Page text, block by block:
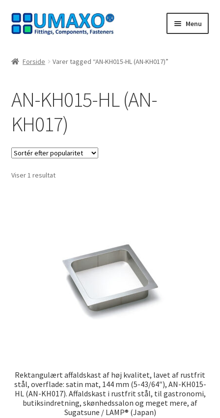
Spring
til
Spring
til
Menu
AGB
Databeskyttelse
Indkøbskurv
Kasseapparat
Træk dig ud af kontrakten
Forside Varer tagged “AN-KH015-HL (AN-KH017)”
AN-KH015-HL (AN-
KH017)
Viser 1 resultat
Rektangulært affaldskast af høj kvalitet, lavet af rustfrit
stål, overflade: satin mat, 144 mm (5-43/64″), AN-KH015-
HL (AN-KH017). Affaldskast i rustfrit stål, til gastronomi,
butiksindretning, skønhedssalon og meget mere, af
Sugatsune / LAMP® (Japan)